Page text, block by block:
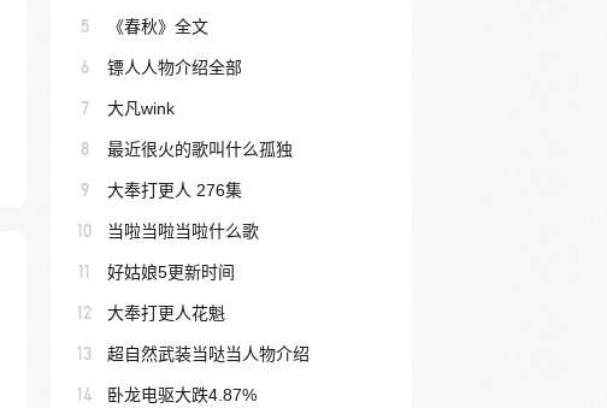
5 《春秋》全文
6 镖人人物介绍全部
7 大凡wink
8 最近很火的歌叫什么孤独
9 大奉打更人 276集
10 当啦当啦当啦什么歌
11 好姑娘5更新时间
12 大奉打更人花魁
13 超自然武装当哒当人物介绍
14 卧龙电驱大跌4.87%